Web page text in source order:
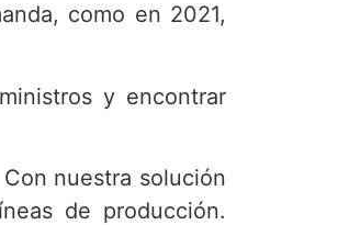
como en 2021,
y encontrar
nuestra solución
de producción.